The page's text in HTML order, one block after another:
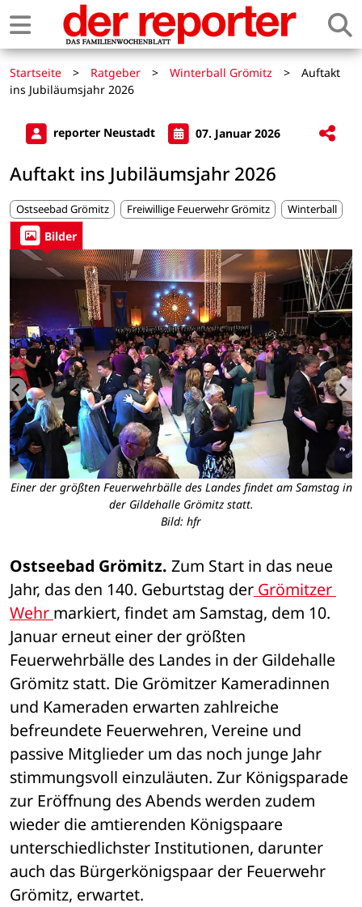
Startseite > Ratgeber > Winterball Grömitz >
Auftakt
ins Jubiläumsjahr 2026
reporter Neustadt 07. Januar 2026
Auftakt ins Jubiläumsjahr 2026
Ostseebad Grömitz Freiwillige Feuerwehr Grömitz Winterball
Bilder
Einer der größten Feuerwehrbälle des Landes findet am Samstag in
der Gildehalle Grömitz statt.
Bild: hfr
Ostseebad Grömitz. Zum Start in das neue
Jahr, das den 140. Geburtstag der Grömitzer
Wehr markiert, findet am Samstag, dem 10.
Januar erneut einer der größten
Feuerwehrbälle des Landes in der Gildehalle
Grömitz statt. Die Grömitzer Kameradinnen
und Kameraden erwarten zahlreiche
befreundete Feuerwehren, Vereine und
passive Mitglieder um das noch junge Jahr
stimmungsvoll einzuläuten. Zur Königsparade
zur Eröffnung des Abends werden zudem
wieder die amtierenden Königspaare
unterschiedlichster Institutionen, darunter
auch das Bürgerkönigspaar der Feuerwehr
Grömitz, erwartet.